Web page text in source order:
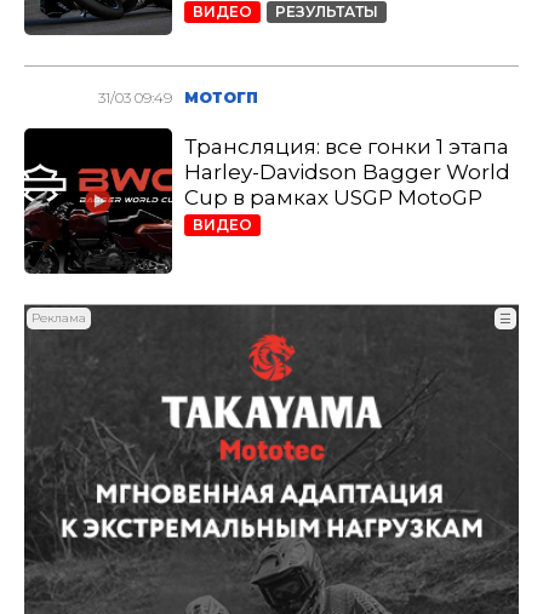
ВИДЕО РЕЗУЛЬТАТЫ
31/03 09:49 МОТОГП
Трансляция: все гонки 1 этапа
Harley-Davidson Bagger World
Cup в рамках USGP MotoGP
ВИДЕО
Реклама ☰